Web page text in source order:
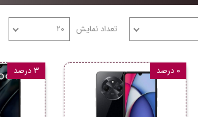
تعداد نمایش ۲۰
۰ درصد ۳ درصد